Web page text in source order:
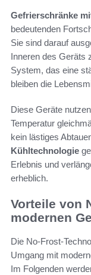
Gefrierschränke
bedeutenden
Sie sind darauf
Inneren des Geräts
System, das eine
bleiben die
Diese Geräte
Temperatur
kein lästiges
Kühltechnologie
Erlebnis und
erheblich.
Vorteile von
modernen
Die No-Frost-
Umgang mit
Im Folgenden